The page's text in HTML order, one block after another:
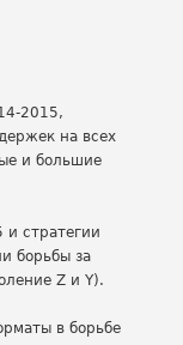
2015,
на всех
и большие
и стратегии
борьбы за
Z и Y).
в борьбе